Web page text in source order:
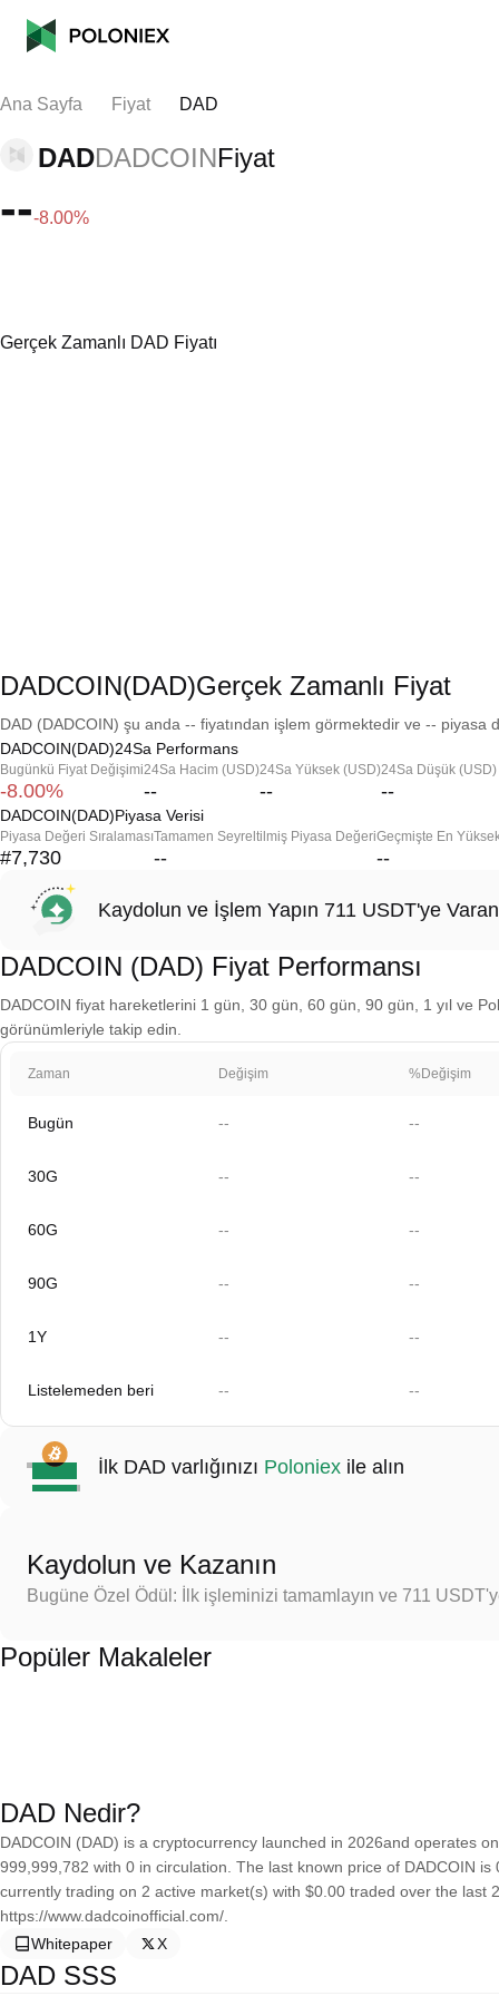
Ana Sayfa Fiyat DAD
DADDADCOINFiyat
---8.00%
Gerçek Zamanlı DAD Fiyatı
DADCOIN(DAD)Gerçek Zamanlı Fiyat
DAD (DADCOIN) şu anda -- fiyatından işlem görmektedir ve -- piyasa
DADCOIN(DAD)24Sa Performans
Bugünkü Fiyat Değişimi
-8.00%
24Sa Hacim (USD)
--
24Sa Yüksek (USD)
--
24Sa Düşük (USD)
--
DADCOIN(DAD)Piyasa Verisi
Piyasa Değeri Sıralaması
#7,730
Tamamen Seyreltilmiş Piyasa Değeri
--
Geçmişte En
--
Kaydolun ve İşlem Yapın 711 USDT'ye
DADCOIN (DAD) Fiyat Performansı
DADCOIN fiyat hareketlerini 1 gün, 30 gün, 60 gün, 90 gün, 1 yıl ve
görünümleriyle takip edin.
Zaman Değişim %Değişim
Bugün -- --
30G -- --
60G -- --
90G -- --
1Y -- --
Listelemeden beri -- --
İlk DAD varlığınızı Poloniex ile alın
Kaydolun ve Kazanın
Bugüne Özel Ödül: İlk işleminizi tamamlayın ve 711
Popüler Makaleler
DAD Nedir?
DADCOIN (DAD) is a cryptocurrency launched in 2026and operates
999,999,782 with 0 in circulation. The last known price of DADCOIN
currently trading on 2 active market(s) with $0.00 traded over the last
https://www.dadcoinofficial.com/.
Whitepaper
X
DAD SSS